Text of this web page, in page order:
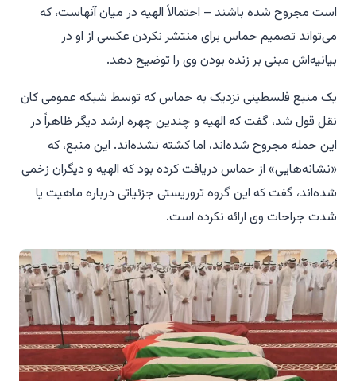
است مجروح شده باشند – احتمالاً الهیه در میان آنهاست، که
می‌تواند تصمیم حماس برای منتشر نکردن عکسی از او در
بیانیه‌اش مبنی بر زنده بودن وی را توضیح دهد.
یک منبع فلسطینی نزدیک به حماس که توسط شبکه عمومی کان
نقل قول شد، گفت که الهیه و چندین چهره ارشد دیگر ظاهراً در
این حمله مجروح شده‌اند، اما کشته نشده‌اند. این منبع، که
«نشانه‌هایی» از حماس دریافت کرده بود که الهیه و دیگران زخمی
شده‌اند، گفت که این گروه تروریستی جزئیاتی درباره ماهیت یا
شدت جراحات وی ارائه نکرده است.